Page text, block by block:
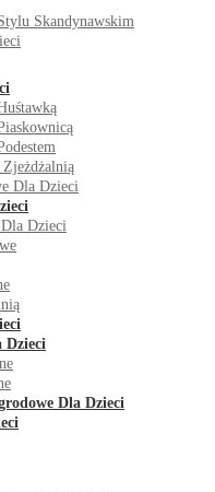
Skandynawskim
Dla Dzieci
Dzieci
Dzieci
Dla Dzieci